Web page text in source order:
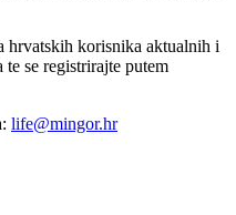
hrvatskih korisnika aktualnih i
se registrirajte putem
life@mingor.hr